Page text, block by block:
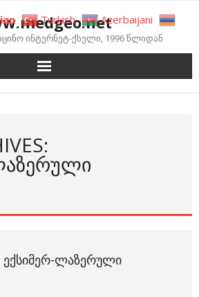
ინტერნეტ-ქსელი, 1996 წლიდან
ᲚᲐᲖᲔᲠᲣᲚᲘ
Turkish
Azerbaijani